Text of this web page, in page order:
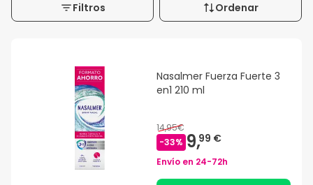
Filtros Ordenar
Nasalmer Fuerza Fuerte 3
en1 210 ml
14,95€
-33% 9,99 €
Envío en 24-72h